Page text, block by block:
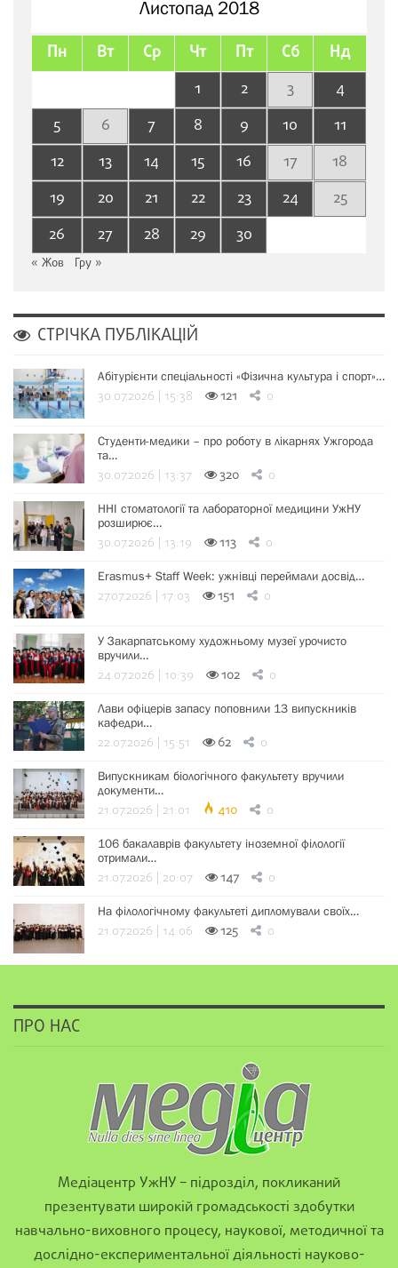
Листопад 2018
Пн Вт Ср Чт Пт Сб Нд
1 2 3
4
5
6 7 8 9 10
11
12
13 14 15 16 17
18
19
20 21 22 23 24
25
26
27 28 29 30
« Жов Гру »
СТРІЧКА ПУБЛІКАЦІЙ
Абітурієнти спеціальності «Фізична культура і спорт»…
30.07.2026 | 15:38 121 0
Студенти-медики – про роботу в лікарнях Ужгорода
та…
30.07.2026 | 13:37 320 0
ННІ стоматології та лабораторної медицини УжНУ
розширює…
30.07.2026 | 13:19 113 0
Erasmus+ Staff Week: ужнівці переймали досвід…
27.07.2026 | 17:03 151 0
У Закарпатському художньому музеї урочисто
вручили…
24.07.2026 | 10:39 102 0
Лави офіцерів запасу поповнили 13 випускників
кафедри…
22.07.2026 | 15:51 62 0
Випускникам біологічного факультету вручили
документи…
21.07.2026 | 21:01 410 0
106 бакалаврів факультету іноземної філології
отримали…
21.07.2026 | 20:07 147 0
На філологічному факультеті дипломували своїх…
21.07.2026 | 14:06 125 0
ПРО НАС
Медіацентр УжНУ – підрозділ, покликаний
презентувати широкій громадськості здобутки
навчально-виховного процесу, наукової, методичної та
дослідно-експериментальної діяльності науково-